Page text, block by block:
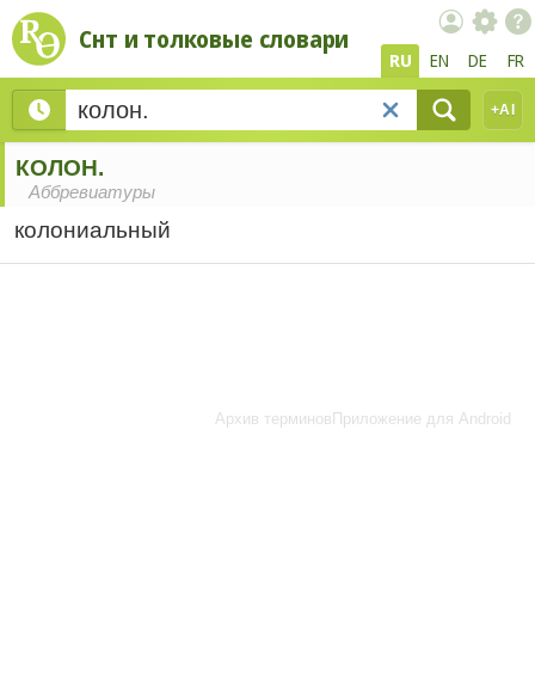
Снт и толковые словари
RU EN DE FR
+AI
КОЛОН.
Аббревиатуры
колониальный
Архив терминов Приложение для Android